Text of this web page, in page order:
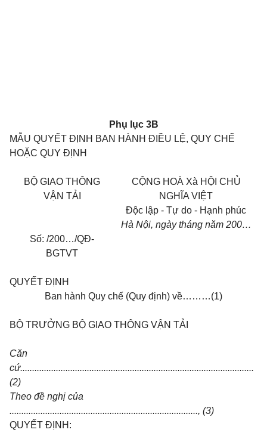
Phụ lục 3B
MẪU QUYẾT ĐỊNH BAN HÀNH ĐIỀU LỆ, QUY CHẾ
HOẶC QUY ĐỊNH
BỘ GIAO THÔNG
VẬN TẢ
Số: /200…/QĐ-
BGTVT
CỘNG HOÀ Xà HỘI CH Ủ
NGH A VI ỆT
Độc l ập - Tự do - Hạnh phúc
Hà Nội, ngày tháng năm 200…
QUYẾT ĐỊ NH
Ban hành Quy chế (Quy định) về………(1)
BỘ TRƯỞNG BỘ GIAO THÔNG VẬN TẢ
Căn
cứ..................................................................................................
(2)
Theo đề nghị của
..............................................................................., (3)
QUYẾT ĐỊNH: